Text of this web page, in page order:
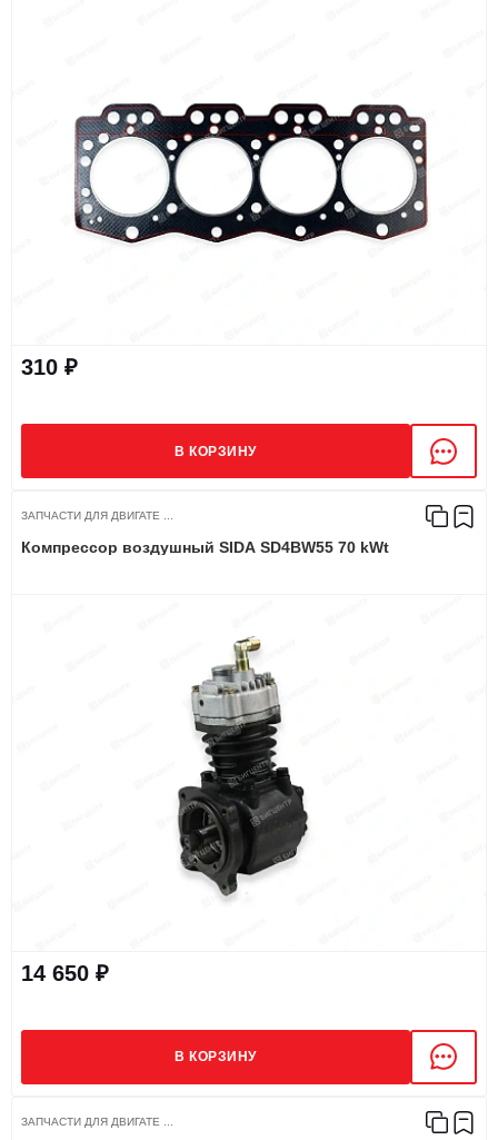
310 ₽
В КОРЗИНУ
ЗАПЧАСТИ ДЛЯ ДВИГАТЕ ...
Компрессор воздушный SIDA SD4BW55 70 kWt
14 650 ₽
В КОРЗИНУ
ЗАПЧАСТИ ДЛЯ ДВИГАТЕ ...